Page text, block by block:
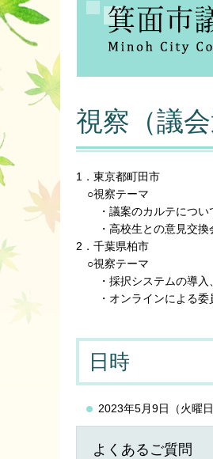
視察（議会
1．東京都町田市
○視察テーマ
・議案のカルテについ
・高校生との意見交換
2．千葉県柏市
○視察テーマ
・採択システムの導入
・オンラインによる委
日時
2023年5月9日（火曜
よくあるご質問